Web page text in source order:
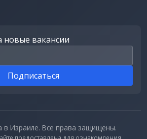
вакансии
Подписаться
в Израиле. Все права защищены.